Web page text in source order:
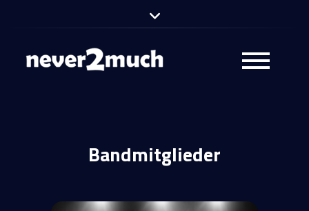
never2much –
Bandmitglieder